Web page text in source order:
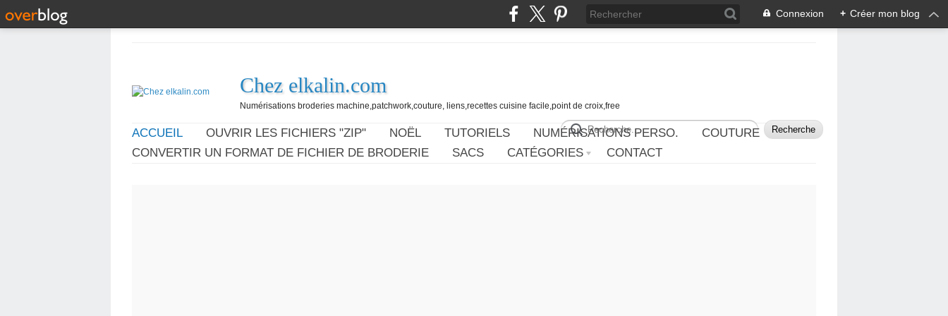
Connexion + Créer mon blog
Chez elkalin.com
Numérisations broderies machine,patchwork,couture, liens,recettes cuisine facile,point de croix,free
ACCUEIL OUVRIR LES FICHIERS "ZIP" NOËL TUTORIELS NUMÉRISATIONS PERSO.
COUTURE
CONVERTIR UN FORMAT DE FICHIER DE BRODERIE
SACS CATÉGORIES CONTACT